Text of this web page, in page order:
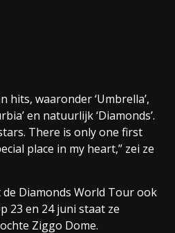
hits, waaronder ‘Umbrella’,
en natuurlijk ‘Diamonds’.
There is only one first
place in my heart,” zei ze
Diamonds World Tour ook
23 en 24 juni staat ze
Ziggo Dome.